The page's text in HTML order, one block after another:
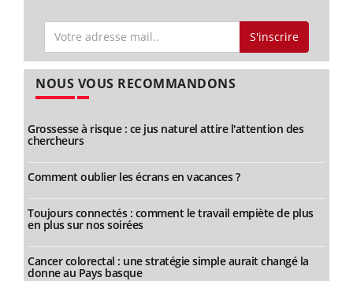
S'inscrire
NOUS VOUS RECOMMANDONS
Grossesse à risque : ce jus naturel attire l'attention des
chercheurs
Comment oublier les écrans en vacances ?
Toujours connectés : comment le travail empiète de plus
en plus sur nos soirées
Cancer colorectal : une stratégie simple aurait changé la
donne au Pays basque